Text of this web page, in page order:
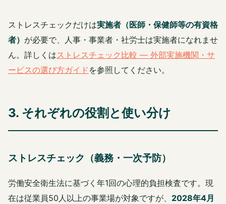
ストレスチェックだけは実施者（医師・保健師等の有資格
者） が必要で、人事・事業者・社労士は実施者になれませ
ん。詳しくはストレスチェック比較 — 外部実施機関・サ
ービスの選び方ガイド を参照してください。
3. それぞれの役割と使い分け
ストレスチェック（義務・一次予防）
労働安全衛生法に基づく年1回の心理的負担検査です。現
在は従業員50人以上の事業場が対象ですが、 2028年4月